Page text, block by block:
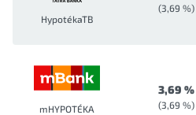
HypotékaTB
(3,69 %)
mHYPOTÉKA
3,69 %
(3,69 %)